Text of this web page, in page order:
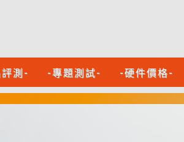
測- -專題測試- -硬件價格-